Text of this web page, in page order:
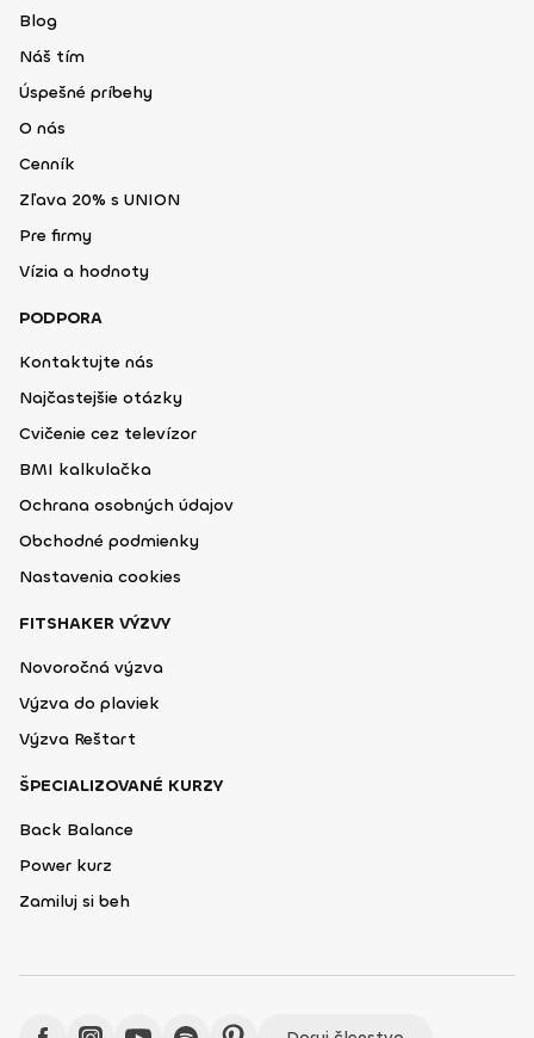
Blog
Náš tím
Úspešné príbehy
O nás
Cenník
Zľava 20% s UNION
Pre firmy
Vízia a hodnoty
PODPORA
Kontaktujte nás
Najčastejšie otázky
Cvičenie cez televízor
BMI kalkulačka
Ochrana osobných údajov
Obchodné podmienky
Nastavenia cookies
FITSHAKER VÝZVY
Novoročná výzva
Výzva do plaviek
Výzva Reštart
ŠPECIALIZOVANÉ KURZY
Back Balance
Power kurz
Zamiluj si beh